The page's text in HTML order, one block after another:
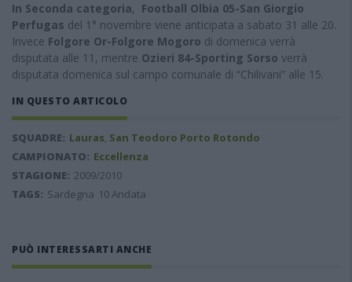
In Seconda categoria, Football Olbia 05-San Giorgio
Perfugas del 1° novembre viene anticipata a sabato 31 alle 20.
Invece Folgore Or-Folgore Mogoro di domenica verrà
disputata alle 11, mentre Ozieri 84-Sporting Sorso verrà
disputata domenica sul campo comunale di “Chilivani” alle 15.
IN QUESTO ARTICOLO
SQUADRE: Lauras, San Teodoro Porto Rotondo
CAMPIONATO: Eccellenza
STAGIONE: 2009/2010
TAGS: Sardegna 10 Andata
PUÒ INTERESSARTI ANCHE